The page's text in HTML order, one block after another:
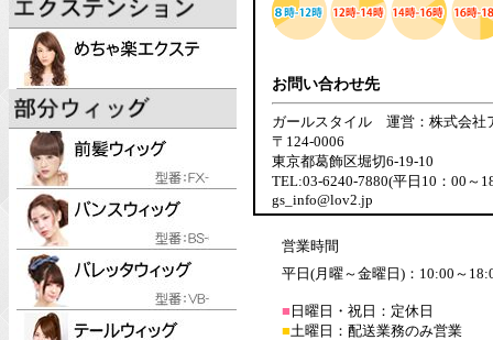
お問い合わせ先
ガールスタイル 運営：株式会社
〒124-0006
東京都葛飾区堀切6-19-10
TEL:03-6240-7880(平日10：00～
gs_info@lov2.jp
営業時間
平日(月曜～金曜日)：10:00～
■ 日曜日・祝日：定休日
■土曜日：配送業務のみ営業